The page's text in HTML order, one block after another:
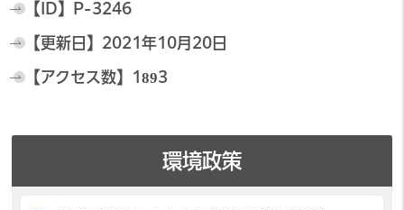
【ID】 P-3246
【更新日】 2021年10月20日
【アクセス数】 1893
環境政策